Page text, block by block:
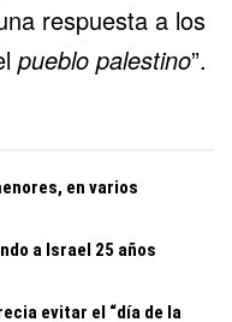
respuesta a los
pueblo palestino”.
en varios
a Israel 25 años
evitar el “día de la